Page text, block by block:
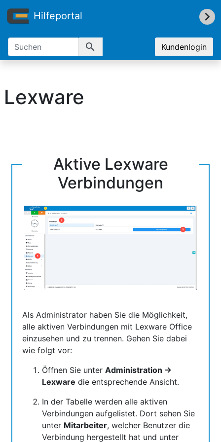
Hilfeportal
search Kundenlogin
Lexware
Aktive Lexware
Verbindungen
Als Administrator haben Sie die Möglichkeit,
alle aktiven Verbindungen mit Lexware Office
einzusehen und zu trennen. Gehen Sie dabei
wie folgt vor:
Öffnen Sie unter Administration →
Lexware die entsprechende Ansicht.
In der Tabelle werden alle aktiven
Verbindungen aufgelistet. Dort sehen Sie
unter Mitarbeiter, welcher Benutzer die
Verbindung hergestellt hat und unter